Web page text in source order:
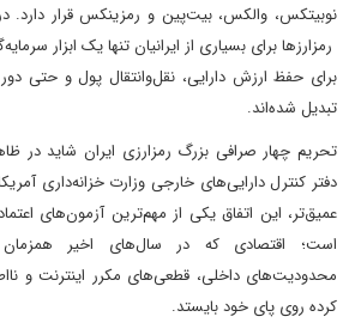
نوبیتکس، والکس، بیت‌پین و رمزینکس قرار دارد.
رمزارزها برای بسیاری از ایرانیان تنها یک ابزار
برای حفظ ارزش دارایی، نقل‌وانتقال پول و حتی
تبدیل شده‌اند.
تحریم چهار صرافی بزرگ رمزارزی ایران شاید در
عمیق‌تر، این اتفاق یکی از مهم‌ترین آزمون‌های
است؛ اقتصادی که در سال‌های اخیر
محدودیت‌های داخلی، قطعی‌های مکرر اینترنت و
کرده روی پای خود بایستد.